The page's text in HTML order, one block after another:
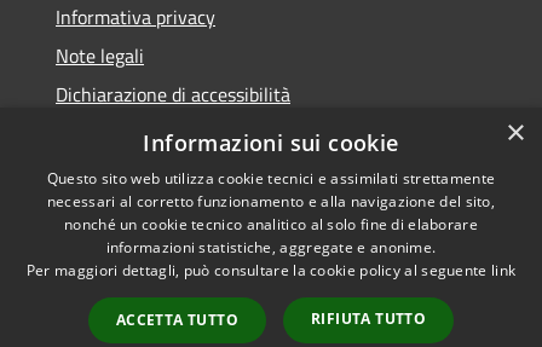
Informativa privacy
Note legali
Dichiarazione di accessibilità
Obiettivi di accessibilità
Accessibilità
Copyright © 2026 • Comune di
Mogoro • Powered by
Municipium•
Accesso
×
Informazioni sui cookie
Questo sito web utilizza cookie tecnici e assimilati strettamente
necessari al corretto funzionamento e alla navigazione del sito,
nonché un cookie tecnico analitico al solo fine di elaborare
informazioni statistiche, aggregate e anonime.
Per maggiori dettagli, può consultare la cookie policy al seguente link
ACCETTA TUTTO RIFIUTA TUTTO